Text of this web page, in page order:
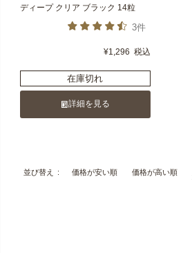
ディープ クリア ブラック 14粒
3件
¥1,296 税込
在庫切れ
詳細を見る
並び替え 価格が安い順 価格が高い順